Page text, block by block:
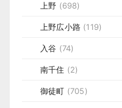
上野 (698)
上野広小路 (119)
入谷 (74)
南千住 (2)
御徒町 (705)